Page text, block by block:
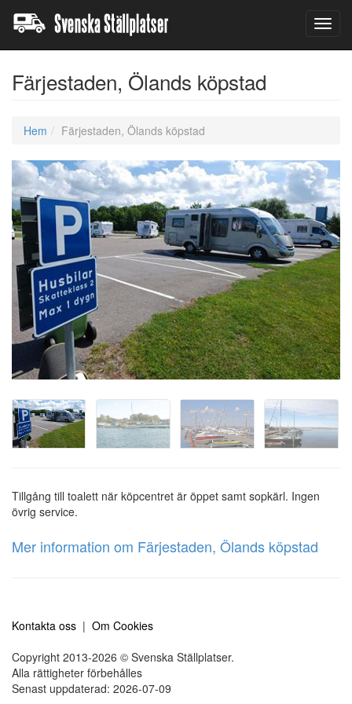
Färjestaden, Ölands köpstad
Hem Färjestaden, Ölands köpstad
Tillgång till toalett när köpcentret är öppet samt sopkärl. Ingen
övrig service.
Mer information om Färjestaden, Ölands köpstad
Kontakta oss | Om Cookies
Copyright 2013-2026 © Svenska Ställplatser.
Alla rättigheter förbehålles
Senast uppdaterad: 2026-07-09